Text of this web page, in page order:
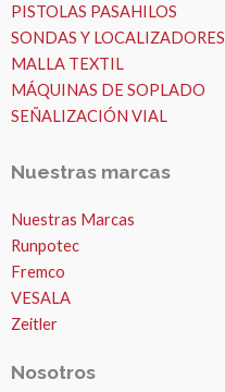
PISTOLAS PASAHILOS
SONDAS Y LOCALIZADORES
MALLA TEXTIL
MÁQUINAS DE SOPLADO
SEÑALIZACIÓN VIAL
Nuestras marcas
Nuestras Marcas
Runpotec
Fremco
VESALA
Zeitler
Nosotros